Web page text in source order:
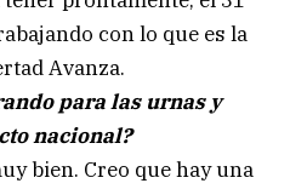
con lo que es la
Avanza.
para las urnas y
nacional?
bien. Creo que hay una